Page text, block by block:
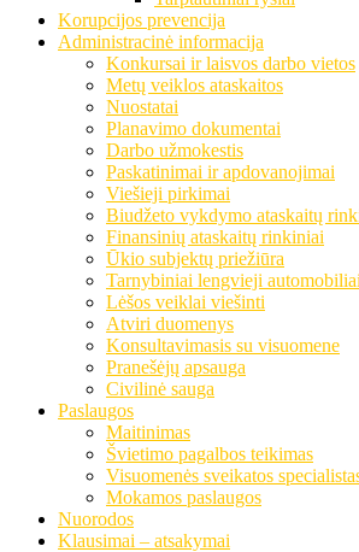
Korupcijos prevencija
Administracinė informacija
Konkursai ir laisvos darbo vietos
Metų veiklos ataskaitos
Nuostatai
Planavimo dokumentai
Darbo užmokestis
Paskatinimai ir apdovanojimai
Viešieji pirkimai
Biudžeto vykdymo ataskaitų
Finansinių ataskaitų rinkiniai
Ūkio subjektų priežiūra
Tarnybiniai lengvieji automobiliai
Lėšos veiklai viešinti
Atviri duomenys
Konsultavimasis su visuomene
Pranešėjų apsauga
Civilinė sauga
Paslaugos
Maitinimas
Švietimo pagalbos teikimas
Visuomenės sveikatos
Mokamos paslaugos
Nuorodos
Klausimai – atsakymai